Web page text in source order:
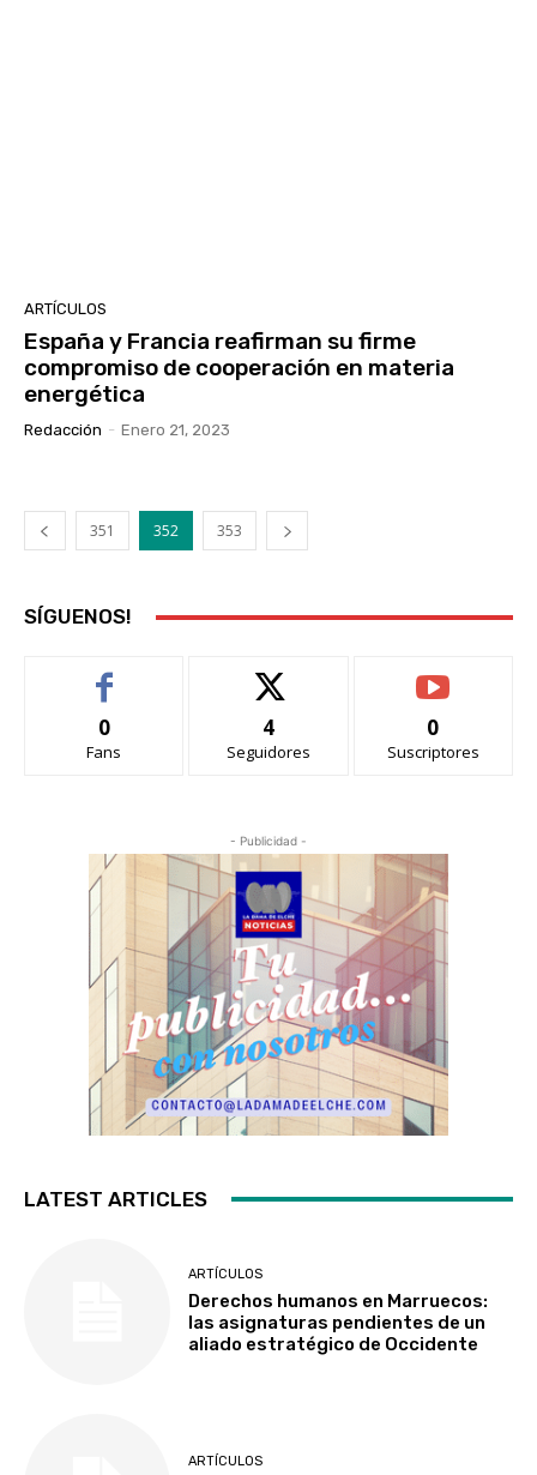
ARTÍCULOS
España y Francia reafirman su firme
compromiso de cooperación en materia
energética
Redacción - Enero 21, 2023
351 352 353
SÍGUENOS!
0
Fans
4
Seguidores
0
Suscriptores
- Publicidad -
LATEST ARTICLES
ARTÍCULOS
Derechos humanos en Marruecos:
las asignaturas pendientes de un
aliado estratégico de Occidente
ARTÍCULOS